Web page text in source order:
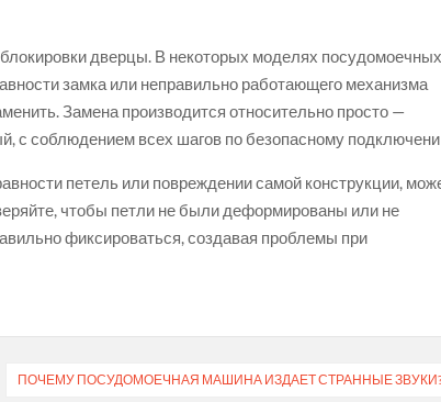
дверцы. В некоторых моделях
замка или неправильно работающего механизма
Замена производится относительно просто —
с соблюдением всех шагов по безопасному
петель или повреждении самой конструкции,
чтобы петли не были деформированы или не
фиксироваться, создавая проблемы при
ПОЧЕМУ ПОСУДОМОЕЧНАЯ МАШИНА ИЗДАЕТ СТРАННЫЕ